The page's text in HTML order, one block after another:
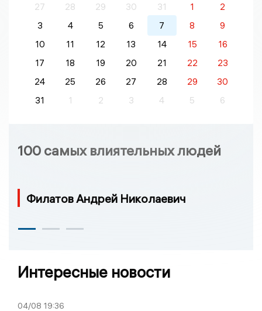
27
28 29 30 31 1
2
3
4 5 6 7 8
9
10
11 12 13 14 15
16
17
18 19 20 21 22
23
24
25 26 27 28 29
30
31
1 2 3 4 5 6
100 самых влиятельных людей
Филатов Андрей Николаевич
Интересные новости
04/08 19:36